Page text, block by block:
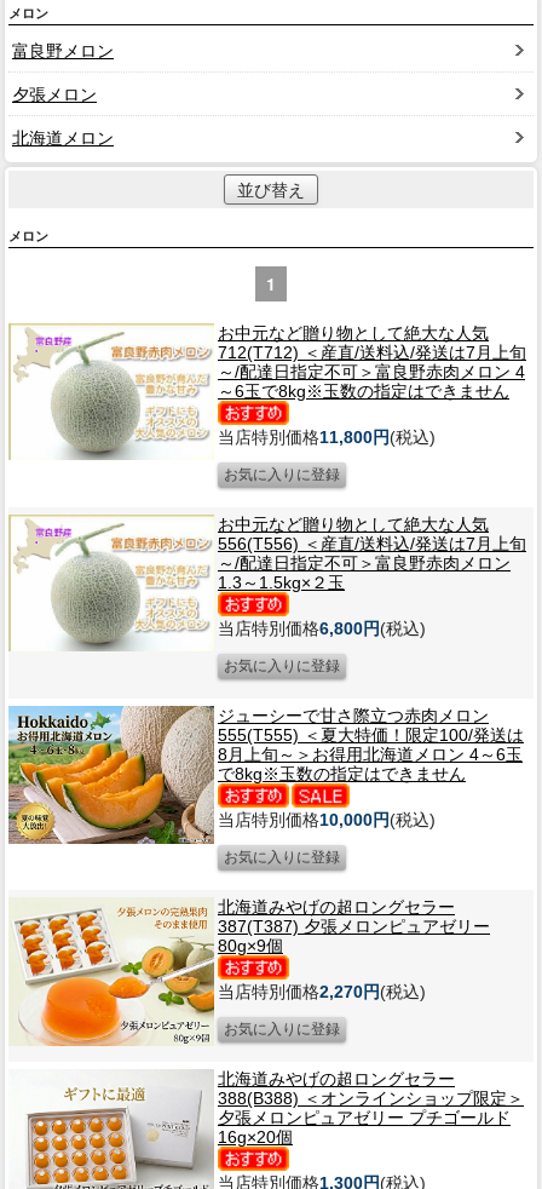
メロン
富良野メロン
夕張メロン
北海道メロン
並び替え
メロン
1
お中元など贈り物として絶大な人気
712(T712) ＜産直/送料込/発送は7月上旬
～/配達日指定不可＞富良野赤肉メロン 4
～6玉で8kg※玉数の指定はできません
当店特別価格11,800円(税込)
お中元など贈り物として絶大な人気
556(T556) ＜産直/送料込/発送は7月上旬
～/配達日指定不可＞富良野赤肉メロン
1.3～1.5kg×２玉
当店特別価格6,800円(税込)
ジューシーで甘さ際立つ赤肉メロン
555(T555) ＜夏大特価！限定100/発送は
8月上旬～＞お得用北海道メロン 4～6玉
で8kg※玉数の指定はできません
当店特別価格10,000円(税込)
北海道みやげの超ロングセラー
387(T387) 夕張メロンピュアゼリー
80g×9個
当店特別価格2,270円(税込)
北海道みやげの超ロングセラー
388(B388) ＜オンラインショップ限定＞
夕張メロンピュアゼリー プチゴールド
16g×20個
当店特別価格1,300円(税込)